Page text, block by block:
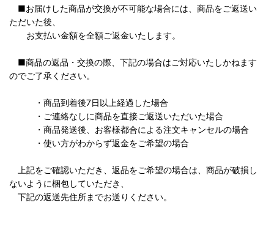
■お届けした商品が交換が不可能な場合には、商品をご返送い
ただいた後、
お支払い金額を全額ご返金いたします。
■商品の返品・交換の際、下記の場合はご対応いたしかねます
のでご了承ください。
・商品到着後7日以上経過した場合
・ご連絡なしに商品を直接ご返送いただいた場合
・商品発送後、お客様都合による注文キャンセルの場合
・使い方がわからず返金をご希望の場合
上記をご確認いただき、返品をご希望の場合は、商品が破損し
ないように梱包していただき、
下記の返送先住所までお送りください。